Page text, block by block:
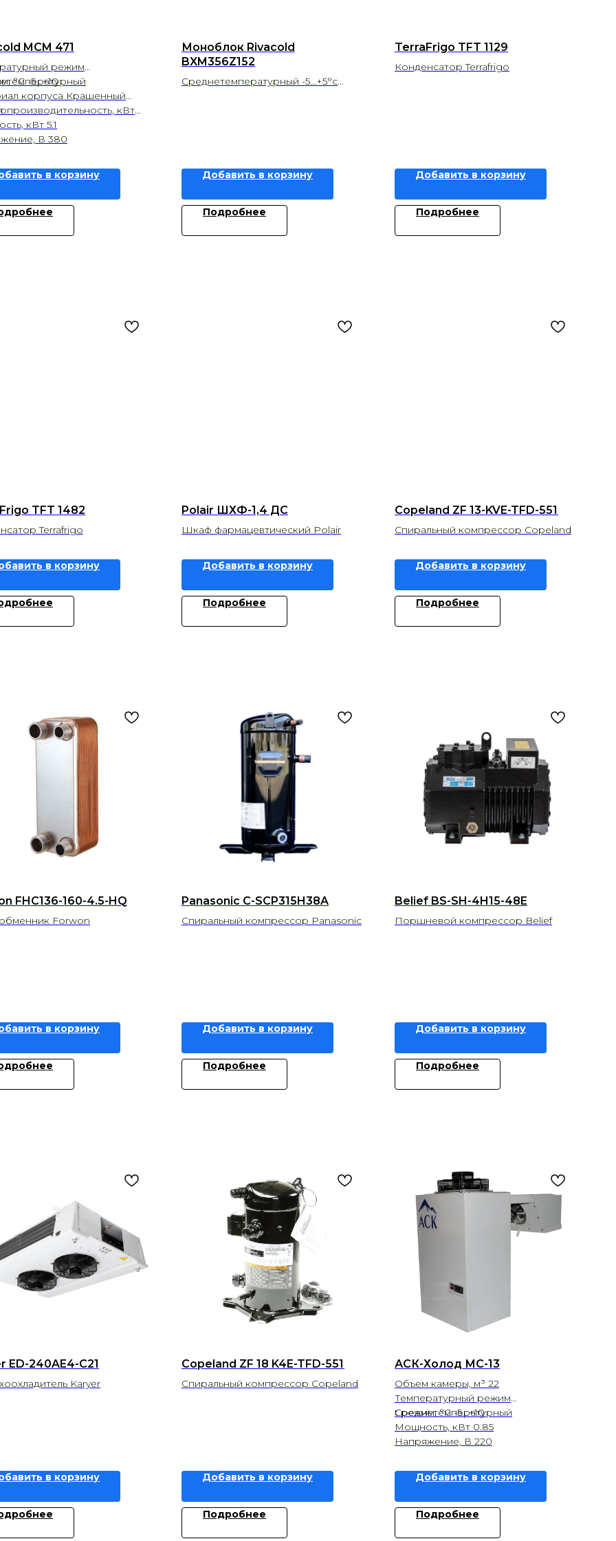
MCM 471
режим
°С -5...+10
корпуса Крашенный
кВт
кВт 5.1
В 380
в корзину
Моноблок Rivacold
BXM356Z152
Среднетемпературный -5…+5°c
Добавить в корзину
Подробнее
TerraFrigo TFT 1129
Конденсатор Terrafrigo
Добавить в корзину
Подробнее
TFT 1482
Terrafrigo
в корзину
Polair ШХФ-1,4 ДС
Шкаф фармацевтический Polair
Добавить в корзину
Подробнее
Copeland ZF 13-KVE-TFD-551
Спиральный компрессор Copeland
Добавить в корзину
Подробнее
FHC136-160-4.5-HQ
Forwon
в корзину
Panasonic C-SCP315H38A
Спиральный компрессор Panasonic
Добавить в корзину
Подробнее
Belief BS-SH-4H15-48E
Поршневой компрессор Belief
Добавить в корзину
Подробнее
ED-240AE4-C21
Karyer
в корзину
Copeland ZF 18 K4E-TFD-551
Спиральный компрессор Copeland
Добавить в корзину
Подробнее
АСК-Холод МС-13
Объем камеры, м³ 22
Температурный режим
Среднетемпературный
t режим, °С -5...+10
Мощность, кВт 0.85
Напряжение, В 220
Добавить в корзину
Подробнее